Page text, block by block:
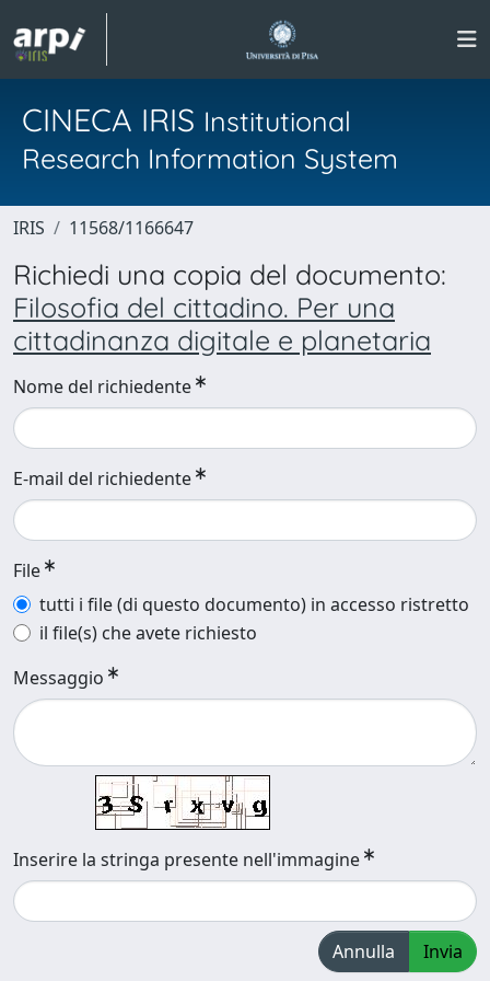
CINECA IRIS Institutional
Research Information System
IRIS 11568/1166647
Richiedi una copia del documento:
Filosofia del cittadino. Per una
cittadinanza digitale e planetaria
Nome del richiedente
E-mail del richiedente
File
tutti i file (di questo documento) in accesso ristretto
il file(s) che avete richiesto
Messaggio
Inserire la stringa presente nell'immagine
Annulla Invia